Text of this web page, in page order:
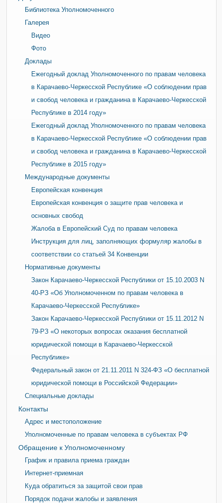
Библиотека Уполномоченного
Галерея
Видео
Фото
Доклады
Ежегодный доклад Уполномоченного по правам человека
в Карачаево-Черкесской Республике «О соблюдении прав
и свобод человека и гражданина в Карачаево-Черкесской
Республике в 2014 году»
Ежегодный доклад Уполномоченного по правам человека
в Карачаево-Черкесской Республике «О соблюдении прав
и свобод человека и гражданина в Карачаево-Черкесской
Республике в 2015 году»
Международные документы
Европейская конвенция
Европейская конвенция о защите прав человека и
основных свобод
Жалоба в Европейский Суд по правам человека
Инструкция для лиц, заполняющих формуляр жалобы в
соответствии со статьей 34 Конвенции
Нормативные документы
Закон Карачаево-Черкесской Республики от 15.10.2003 N
40-РЗ «Об Уполномоченном по правам человека в
Карачаево-Черкесской Республике»
Закон Карачаево-Черкесской Республики от 15.11.2012 N
79-РЗ «О некоторых вопросах оказания бесплатной
юридической помощи в Карачаево-Черкесской
Республике»
Федеральный закон от 21.11.2011 N 324-ФЗ «О бесплатной
юридической помощи в Российской Федерации»
Специальные доклады
Контакты
Адрес и местоположение
Уполномоченные по правам человека в субъектах РФ
Обращение к Уполномоченному
График и правила приема граждан
Интернет-приемная
Куда обратиться за защитой свои прав
Порядок подачи жалобы и заявления